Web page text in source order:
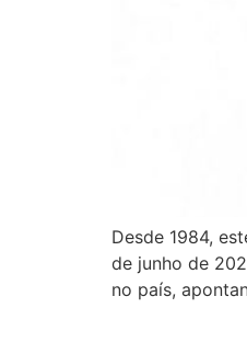
Desde 1984,
de junho de
no país,